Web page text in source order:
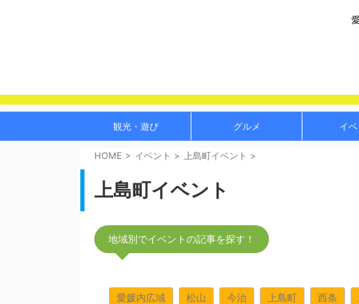
観光・遊び グルメ イベ
HOME > イベント > 上島町イベント >
上島町イベント
地域別でイベントの記事を探す！
愛媛内広域 松山 今治 上島町 西条